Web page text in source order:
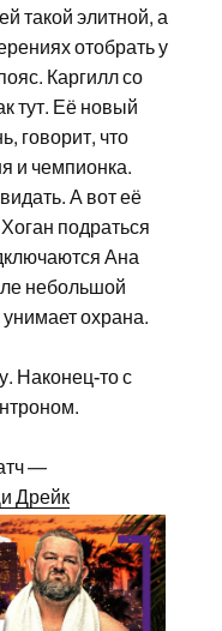
такой элитной, а
отобрать у
Каргилл со
тут. Её новый
говорит, что
и чемпионка.
А вот её
подраться
Ана
небольшой
охрана.
Наконец-то с
—
Дрейк